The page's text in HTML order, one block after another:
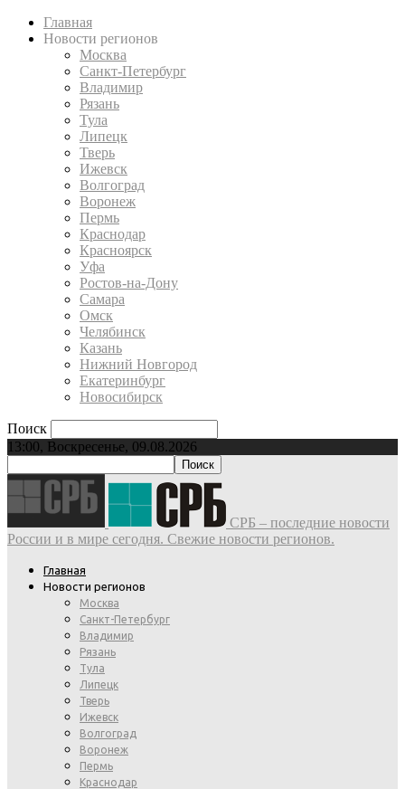
Главная
Новости регионов
Москва
Санкт-Петербург
Владимир
Рязань
Тула
Липецк
Тверь
Ижевск
Волгоград
Воронеж
Пермь
Краснодар
Красноярск
Уфа
Ростов-на-Дону
Самара
Омск
Челябинск
Казань
Нижний Новгород
Екатеринбург
Новосибирск
Поиск
13:00, Воскресенье, 09.08.2026
СРБ – последние новости
России и в мире сегодня. Свежие новости регионов.
Главная
Новости регионов
Москва
Санкт-Петербург
Владимир
Рязань
Тула
Липецк
Тверь
Ижевск
Волгоград
Воронеж
Пермь
Краснодар